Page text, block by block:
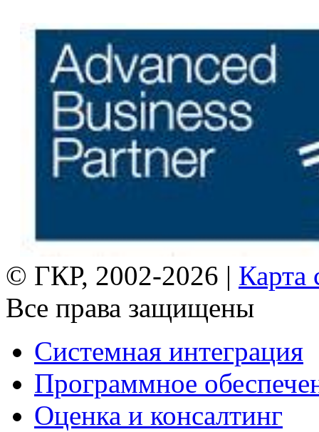
© ГКР, 2002-2026 | Карта
Все права защищены
Системная интеграция
Программное
Оценка и консалтинг